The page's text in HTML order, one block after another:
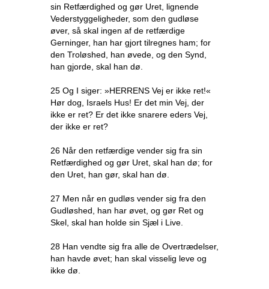
sin Retfærdighed og gør Uret, lignende
Vederstyggeligheder, som den gudløse
øver, så skal ingen af de retfærdige
Gerninger, han har gjort tilregnes ham; for
den Troløshed, han øvede, og den Synd,
han gjorde, skal han dø.
25 Og I siger: »HERRENS Vej er ikke ret!«
Hør dog, Israels Hus! Er det min Vej, der
ikke er ret? Er det ikke snarere eders Vej,
der ikke er ret?
26 Når den retfærdige vender sig fra sin
Retfærdighed og gør Uret, skal han dø; for
den Uret, han gør, skal han dø.
27 Men når en gudløs vender sig fra den
Gudløshed, han har øvet, og gør Ret og
Skel, skal han holde sin Sjæl i Live.
28 Han vendte sig fra alle de Overtrædelser,
han havde øvet; han skal visselig leve og
ikke dø.